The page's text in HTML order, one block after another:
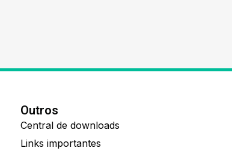
Outros
Central de downloads
Links importantes